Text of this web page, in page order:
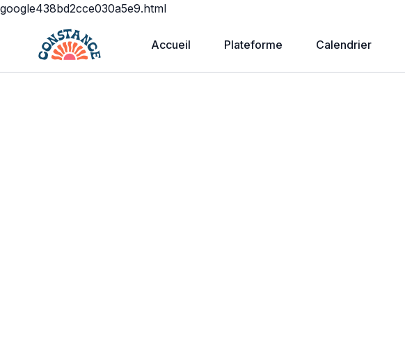
google438bd2cce030a5e9.html
Accueil Plateforme Calendrier